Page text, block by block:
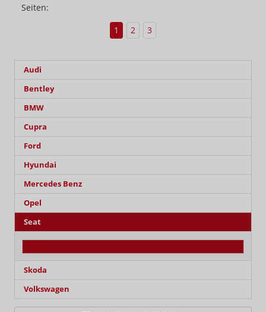
Seiten:
1
2 3
Audi
Bentley
BMW
Cupra
Ford
Hyundai
Mercedes Benz
Opel
Seat
Skoda
Volkswagen